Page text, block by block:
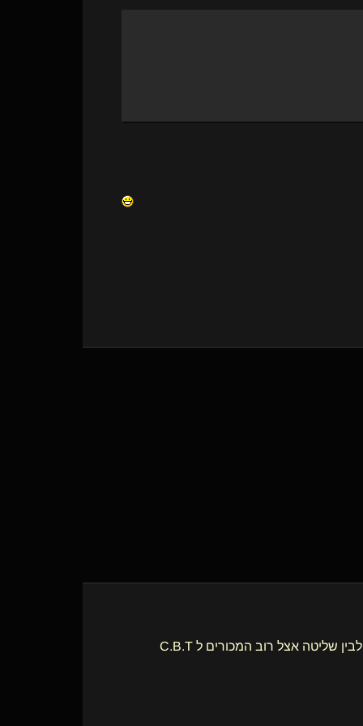
אני חולה על C.B.T ולא מעט התענגתי על זה, אבל כמעט ולא מצאתי דמיון בין זה לבין שליטה אצל רוב המכורים ל C.B.T